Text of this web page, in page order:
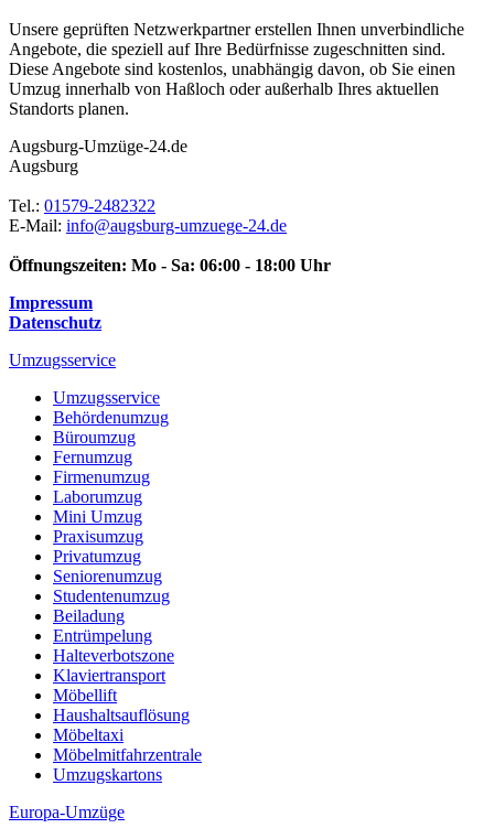
Unsere geprüften Netzwerkpartner erstellen Ihnen unverbindliche
Angebote, die speziell auf Ihre Bedürfnisse zugeschnitten sind.
Diese Angebote sind kostenlos, unabhängig davon, ob Sie einen
Umzug innerhalb von Haßloch oder außerhalb Ihres aktuellen
Standorts planen.
Augsburg-Umzüge-24.de
Augsburg
Tel.: 01579-2482322
E-Mail: info@augsburg-umzuege-24.de
Öffnungszeiten: Mo - Sa: 06:00 - 18:00 Uhr
Impressum
Datenschutz
Umzugsservice
Umzugsservice
Behördenumzug
Büroumzug
Fernumzug
Firmenumzug
Laborumzug
Mini Umzug
Praxisumzug
Privatumzug
Seniorenumzug
Studentenumzug
Beiladung
Entrümpelung
Halteverbotszone
Klaviertransport
Möbellift
Haushaltsauflösung
Möbeltaxi
Möbelmitfahrzentrale
Umzugskartons
Europa-Umzüge